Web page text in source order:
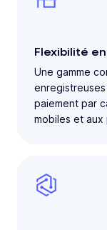
Flexibilité
Une gamme
paiement par
mobiles et aux